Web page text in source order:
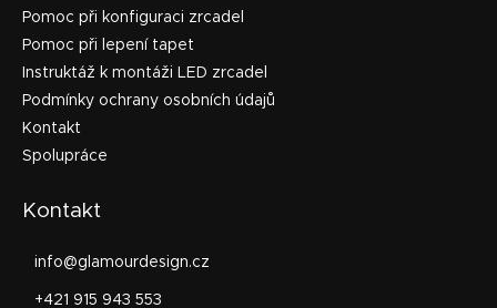
Pomoc při konfiguraci zrcadel
Pomoc při lepení tapet
Instruktáž k montáži LED zrcadel
Podmínky ochrany osobních údajů
Kontakt
Spolupráce
Kontakt
info@glamourdesign.cz
+421 915 943 553